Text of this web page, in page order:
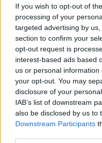
If you wish to opt-out of
processing of your
targeted advertising by
section to confirm your
opt-out request is
interest-based ads based
us or personal
your opt-out. You may
disclosure of your
IAB’s list of downstream
also be disclosed by us to
Downstream Participants
mikor, melyik